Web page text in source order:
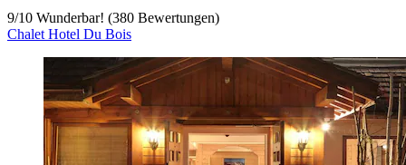
9/10 Wunderbar! (380 Bewertungen)
Chalet Hotel Du Bois